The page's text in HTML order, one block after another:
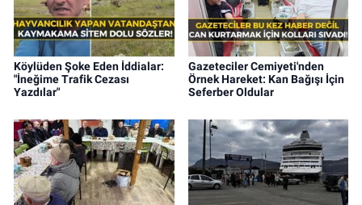
Köylüden Şoke Eden İddialar:
"İneğime Trafik Cezası
Yazdılar"
Gazeteciler Cemiyeti'nden
Örnek Hareket: Kan Bağışı İçin
Seferber Oldular